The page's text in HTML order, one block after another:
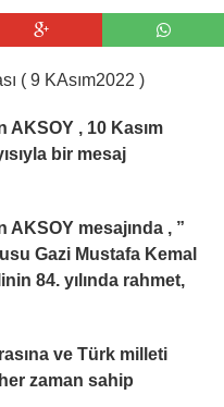
( 9 KAsım2022 )
AKSOY , 10 Kasım
bir mesaj
AKSOY mesajında , ”
Gazi Mustafa Kemal
84. yılında rahmet,
ve Türk milleti
zaman sahip